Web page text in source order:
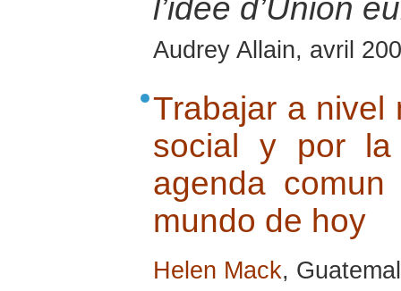
l’idée d’Union
Audrey Allain, avril
Trabajar a nivel
social y por la
agenda
mundo de hoy
Helen Mack,